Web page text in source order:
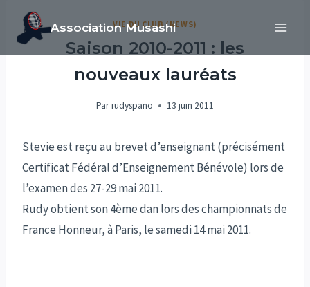
Association Musashi
VIE DU CLUB (NEWS)
Saison 2010-2011 : les
nouveaux lauréats
Par rudyspano 13 juin 2011
Stevie est reçu au brevet d’enseignant (précisément
Certificat Fédéral d’Enseignement Bénévole) lors de
l’examen des 27-29 mai 2011.
Rudy obtient son 4ème dan lors des championnats de
France Honneur, à Paris, le samedi 14 mai 2011.